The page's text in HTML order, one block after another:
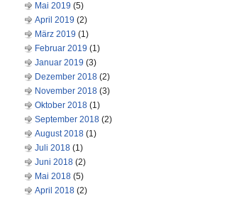
Mai 2019 (5)
April 2019 (2)
März 2019 (1)
Februar 2019 (1)
Januar 2019 (3)
Dezember 2018 (2)
November 2018 (3)
Oktober 2018 (1)
September 2018 (2)
August 2018 (1)
Juli 2018 (1)
Juni 2018 (2)
Mai 2018 (5)
April 2018 (2)